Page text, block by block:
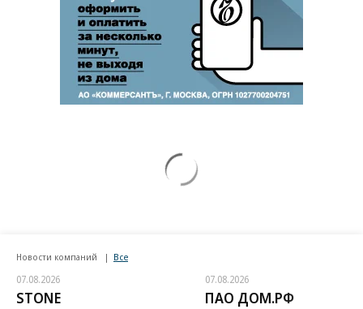
Новости компаний Все
07.08.2026
STONE
07.08.2026
ПАО ДОМ.РФ